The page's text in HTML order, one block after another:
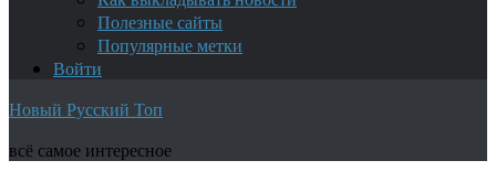
Полезные сайты
Популярные метки
Войти
Новый Русский Топ
всё самое интересное